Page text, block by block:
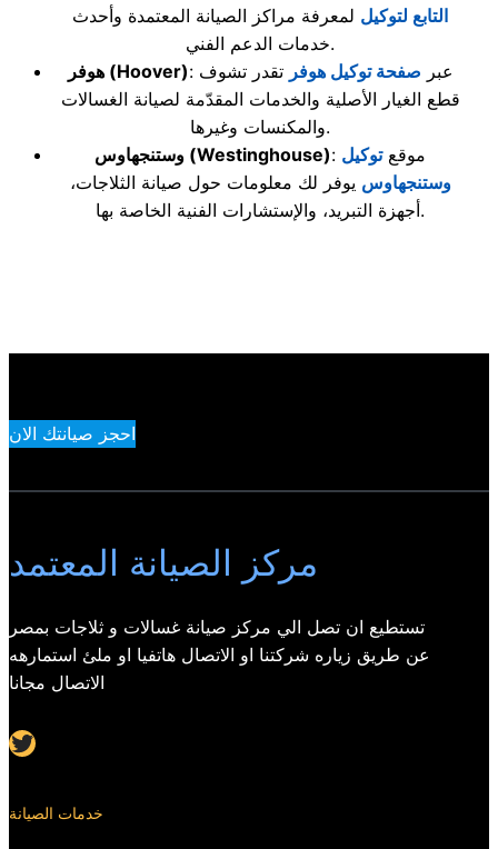
التابع لتوكيل لمعرفة مراكز الصيانة المعتمدة وأحدث
خدمات الدعم الفني.
هوفر(Hoover) : عبر صفحة توكيل هوفر تقدر تشوف
قطع الغيار الأصلية والخدمات المقدّمة لصيانة الغسالات
والمكنسات وغيرها.
وستنجهاوس (Westinghouse) : موقعتوكيل
وستنجهاوس يوفر لك معلومات حول صيانة الثلاجات،
أجهزة التبريد، والإستشارات الفنية الخاصة بها.
احجز صيانتك الان
مركز الصيانة المعتمد
تستطيع ان تصل الي مركز صيانة غسالات و ثلاجات بمصر
عن طريق زياره شركتنا او الاتصال هاتفيا او ملئ استمارهه
الاتصال مجانا
Twitter
خدمات الصيانة